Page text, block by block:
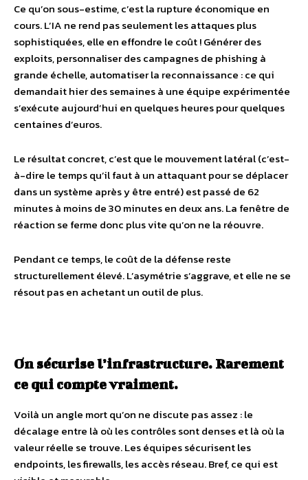
Ce qu’on sous-estime, c’est la rupture économique en
cours. L’IA ne rend pas seulement les attaques plus
sophistiquées, elle en effondre le coût ! Générer des
exploits, personnaliser des campagnes de phishing à
grande échelle, automatiser la reconnaissance : ce qui
demandait hier des semaines à une équipe expérimentée
s’exécute aujourd’hui en quelques heures pour quelques
centaines d’euros.
Le résultat concret, c’est que le mouvement latéral (c’est-
à-dire le temps qu’il faut à un attaquant pour se déplacer
dans un système après y être entré) est passé de 62
minutes à moins de 30 minutes en deux ans. La fenêtre de
réaction se ferme donc plus vite qu’on ne la réouvre.
Pendant ce temps, le coût de la défense reste
structurellement élevé. L’asymétrie s’aggrave, et elle ne se
résout pas en achetant un outil de plus.
On sécurise l’infrastructure. Rarement
ce qui compte vraiment.
Voilà un angle mort qu’on ne discute pas assez : le
décalage entre là où les contrôles sont denses et là où la
valeur réelle se trouve. Les équipes sécurisent les
endpoints, les firewalls, les accès réseau. Bref, ce qui est